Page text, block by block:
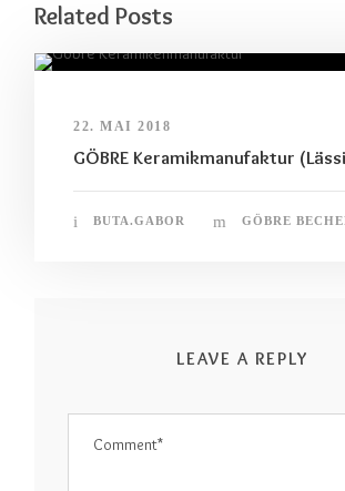
Related Posts
22. MAI 2018
GÖBRE Keramikmanufaktur
BUTA.GABOR GÖBRE
LEAVE A REPLY